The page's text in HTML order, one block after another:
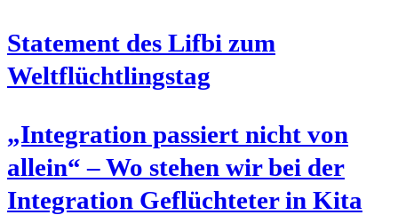
State­ment des Lif­bi zum
Weltflüchtlingstag
„Inte­gra­ti­on pas­siert nicht von
allein“ – Wo ste­hen wir bei der
Inte­gra­ti­on Geflüch­te­ter in Kita